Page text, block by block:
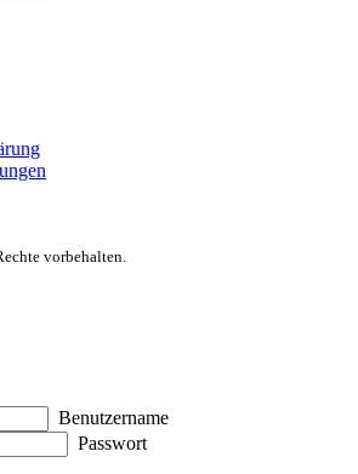
vorbehalten.
Benutzername
Passwort